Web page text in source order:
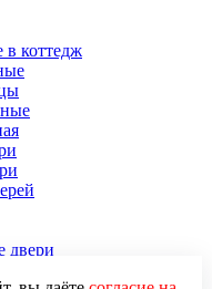
в коттедж
двери